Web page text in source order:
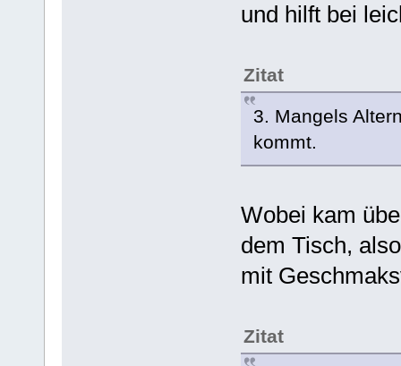
und hilft bei
Zitat
3. Mangels
kommt.
Wobei kam
dem Tisch,
mit
Zitat